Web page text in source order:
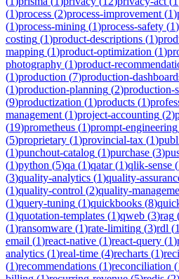
(1)process (2)process-improvement (1)
(1)process-mining (1)process-safety (1)
costing (1)product-descriptions (1)
mapping (1)product-optimization (1)
photography (1)product-
(1)production (7)production-
(1)production-planning (2)production-
(9)productization (1)products (1)
management (1)project-accounting (2)
(19)prometheus (1)prompt-engineering
(5)proprietary (1)provincial-tax (1)
(1)punchout-catalog (1)purchase (3)
(1)python (5)qa (1)qatar(1)qlik-sense (
(3)quality-analytics (1)quality-
(1)quality-control (2)quality-
(1)query-tuning (1)quickbooks (8)
(1)quotation-templates (1)qweb (3)rag
(1)ransomware (1)rate-limiting (3)rdl (1
email (1)react-native (1)react-query (1)
analytics (1)real-time (4)recharts (1)
(1)recommendations (1)reconciliation (